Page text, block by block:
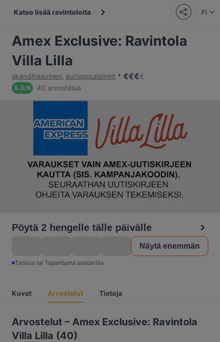
Katso lisää ravintoloita FI
Amex Exclusive: Ravintola
Villa Lilla
skandinaavinen, eurooppalainen €€€€
5.3/6 40 arvostelua
Pöytä 2 hengelle tälle päivälle
Näytä enemmän
Tarjous tai Tapahtuma saatavilla
Kuvat Arvostelut Tietoja
Arvostelut – Amex Exclusive: Ravintola
Villa Lilla (40)